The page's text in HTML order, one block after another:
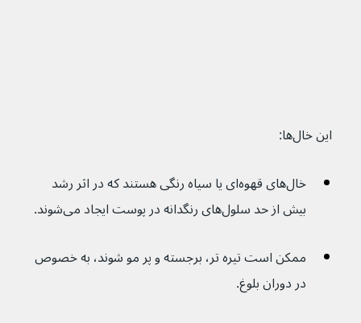
این خال‌ها:
خال‌های قهوه‌ای یا سیاه رنگی هستند که در اثر رشد
بیش از حد سلول‌های رنگدانه در پوست ایجاد می‌شوند.
ممکن است تیره تر، برجسته و پر مو شوند، به خصوص
در دوران بلوغ.